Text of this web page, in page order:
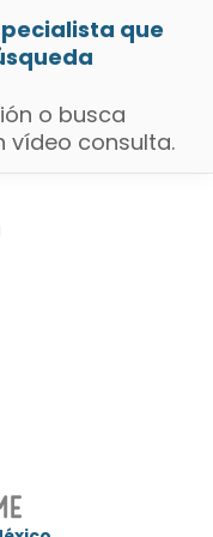
que
o busca
vídeo consulta.